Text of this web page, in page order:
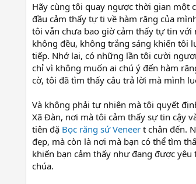
Hãy cùng tôi quay ngược thời gian một
đầu cảm thấy tự ti về hàm răng của
tôi vẫn chưa bao giờ cảm thấy tự tin
không đều, không trắng sáng khiến tôi
tiếp. Nhớ lại, có những lần tôi cười
chỉ vì không muốn ai chú ý đến hàm
cờ, tôi đã tìm thấy câu trả lời mà mình
Và không phải tự nhiên mà tôi quyết
Xã Đàn, nơi mà tôi cảm thấy sự tin cậy
tiên đặ Bọc răng sứ Veneer t chân đến.
đẹp, mà còn là nơi mà bạn có thể tìm
khiến bạn cảm thấy như đang được
chúa.